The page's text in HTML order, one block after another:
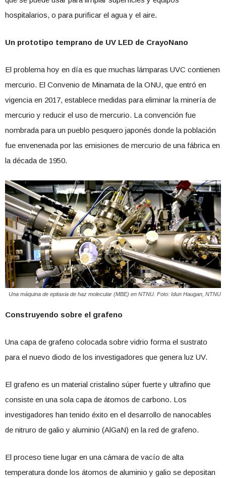
hospitalarios, o para purificar el agua y el aire.
Un prototipo temprano de UV LED de CrayoNano
El problema hoy en día es que muchas lámparas UVC contienen
mercurio. El Convenio de Minamata de la ONU, que entró en
vigencia en 2017, establece medidas para eliminar la minería de
mercurio y reducir el uso de mercurio. La convención fue
nombrada para un pueblo pesquero japonés donde la población
fue envenenada por las emisiones de mercurio de una fábrica en
la década de 1950.
Una máquina de epitaxia de haz molecular (MBE) en NTNU. Foto: Idun Haugan, NTNU
Construyendo sobre el grafeno
Una capa de grafeno colocada sobre vidrio forma el sustrato
para el nuevo diodo de los investigadores que genera luz UV.
El grafeno es un material cristalino súper fuerte y ultrafino que
consiste en una sola capa de átomos de carbono. Los
investigadores han tenido éxito en el desarrollo de nanocables
de nitruro de galio y aluminio (AlGaN) en la red de grafeno.
El proceso tiene lugar en una cámara de vacío de alta
temperatura donde los átomos de aluminio y galio se depositan